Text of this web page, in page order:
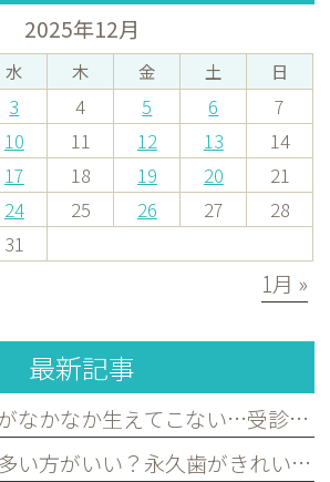
2025年12月
水 木 金 土 日
3 4 5 6
7
10 11 12 13
14
17 18 19 20
21
24 25 26 27
28
31
1月 »
最新記事
子どもの永久歯がなかなか生えてこない…受診した方がよいケースを歯科医が解説｜宮原・さいたま市北区の歯医者
乳歯のすき間は多い方がいい？永久歯がきれいに並ぶために必要な理由を歯科医が解説｜宮原・さいたま市北区の歯医者